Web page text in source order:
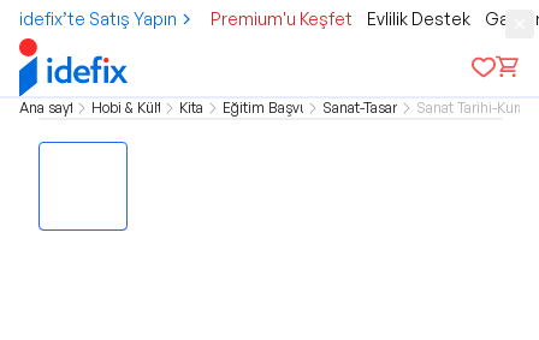
idefix’te Satış Yapın Premium'u Keşfet Evlilik Destek
Ana sayfa Hobi & Kültür Kitap Eğitim Başvuru Sanat-Tasarım Sanat Tarihi-